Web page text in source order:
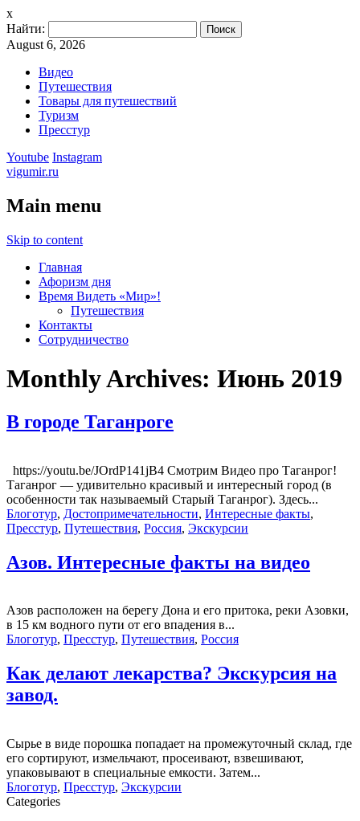
x
Найти:
August 6, 2026
Видео
Путешествия
Товары для путешествий
Туризм
Пресстур
Youtube Instagram
vigumir.ru
Main menu
Skip to content
Главная
Афоризм дня
Время Видеть «Мир»!
Путешествия
Контакты
Сотрудничество
Monthly Archives: Июнь 2019
В городе Таганроге
https://youtu.be/JOrdP141jB4 Смотрим Видео про Таганрог!
Таганрог — удивительно красивый и интересный город (в
особенности так называемый Старый Таганрог). Здесь...
Блоготур, Достопримечательности, Интересные факты,
Пресстур, Путешествия, Россия, Экскурсии
Азов. Интересные факты на видео
Азов расположен на берегу Дона и его притока, реки Азовки,
в 15 км водного пути от его впадения в...
Блоготур, Пресстур, Путешествия, Россия
Как делают лекарства? Экскурсия на
завод.
Сырье в виде порошка попадает на промежуточный склад, где
его сортируют, измельчают, просеивают, взвешивают,
упаковывают в специальные емкости. Затем...
Блоготур, Пресстур, Экскурсии
Categories